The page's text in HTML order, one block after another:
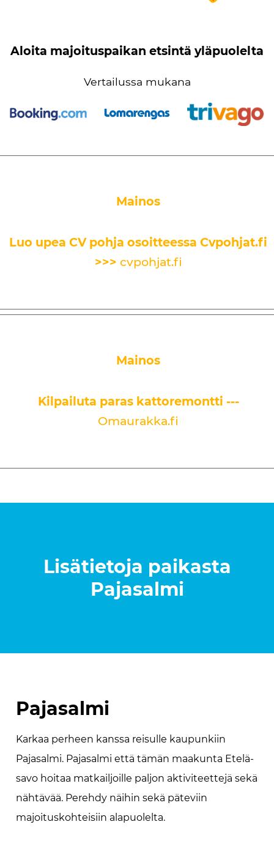
Aloita majoituspaikan etsintä yläpuolelta
Vertailussa mukana
Mainos
Luo upea CV pohja osoitteessa Cvpohjat.fi
>>> cvpohjat.fi
Mainos
Kilpailuta paras kattoremontti ---
Omaurakka.fi
Lisätietoja paikasta
Pajasalmi
Pajasalmi
Karkaa perheen kanssa reisulle kaupunkiin
Pajasalmi. Pajasalmi että tämän maakunta Etelä-
savo hoitaa matkailjoille paljon aktiviteettejä sekä
nähtävää. Perehdy näihin sekä päteviin
majoituskohteisiin alapuolelta.